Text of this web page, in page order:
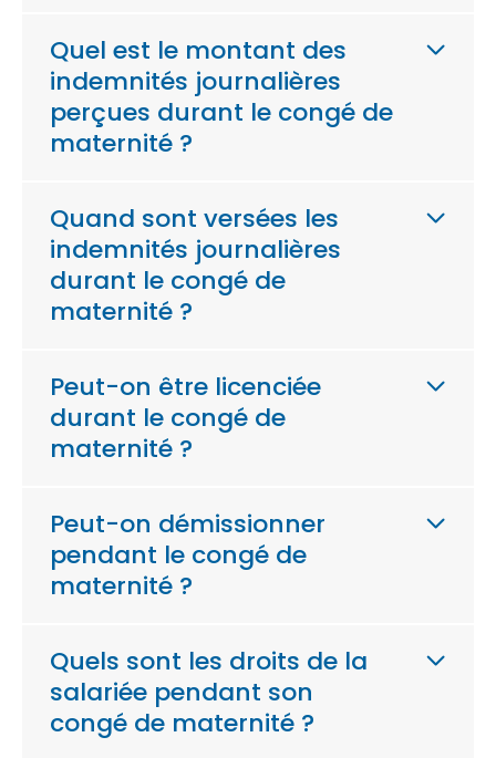
Quel est le montant des
indemnités journalières
perçues durant le congé de
maternité ?
Quand sont versées les
indemnités journalières
durant le congé de
maternité ?
Peut-on être licenciée
durant le congé de
maternité ?
Peut-on démissionner
pendant le congé de
maternité ?
Quels sont les droits de la
salariée pendant son
congé de maternité ?